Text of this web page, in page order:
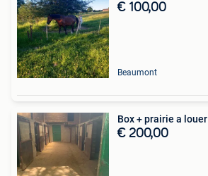
€ 100,00
Beaumont
Box + prairie a louer
€ 200,00